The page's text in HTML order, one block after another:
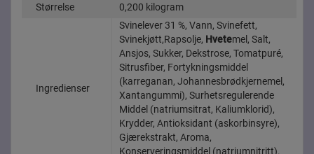
Størrelse 0,200 kilogram
Ingredienser
Svinelever 31 %, Vann, Svinefett,
Svinekjøtt,Rapsolje, Hvetemel, Salt,
Ansjos, Sukker, Dekstrose, Tomatpuré,
Sitrusfiber, Fortykningsmiddel
(karreganan, Johannesbrødkjernemel,
Xantangummi), Surhetsregulerende
Middel (natriumsitrat, Kaliumklorid),
Krydder, Antioksidant (askorbinsyre),
Gjærekstrakt, Aroma,
Konserveringsmiddel (natriumnitritt).